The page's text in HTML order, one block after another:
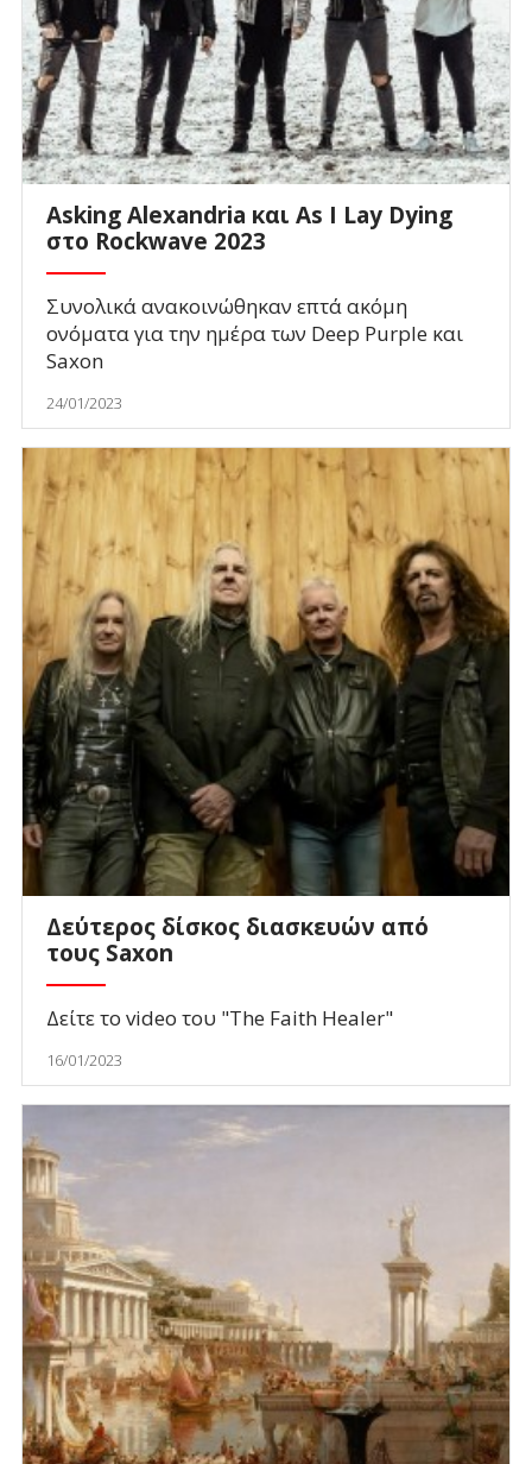
Asking Alexandria και As I Lay Dying
στο Rockwave 2023
Συνολικά ανακοινώθηκαν επτά ακόμη
ονόματα για την ημέρα των Deep Purple και
Saxon
24/01/2023
Δεύτερος δίσκος διασκευών από
τους Saxon
Δείτε το video του "The Faith Healer"
16/01/2023